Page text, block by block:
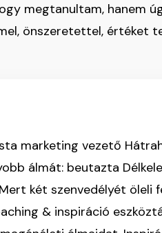
megtanultam, hanem
önszeretettel, értéket
marketing vezető
álmát: beutazta
két szenvedélyét öleli
& inspiráció